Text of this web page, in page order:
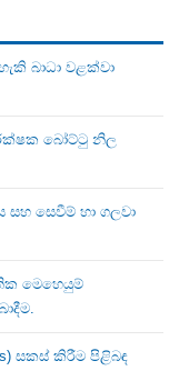
බාධා වළක්වා
බෝට්ටු නිල
සෙවීම් හා ගලවා
මෙහෙයුම්
සකස් කිරීම පිළිබඳ